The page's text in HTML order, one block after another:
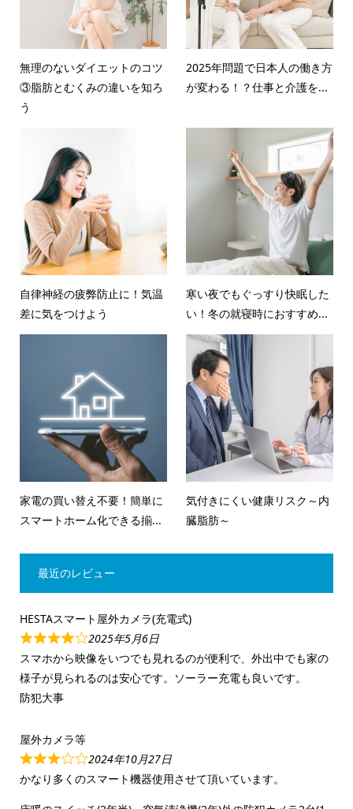
無理のないダイエットのコツ
③脂肪とむくみの違いを知ろ
う
2025年問題で日本人の働き方
が変わる！？仕事と介護を...
自律神経の疲弊防止に！気温
差に気をつけよう
寒い夜でもぐっすり快眠した
い！冬の就寝時におすすめ...
家電の買い替え不要！簡単に
スマートホーム化できる揃...
気付きにくい健康リスク～内
臓脂肪～
最近のレビュー
HESTAスマート屋外カメラ(充電式)
2025年5月6日
スマホから映像をいつでも見れるのが便利で、外出中でも家の
様子が見られるのは安心です。ソーラー充電も良いです。
防犯大事
屋外カメラ等
2024年10月27日
かなり多くのスマート機器使用させて頂いています。